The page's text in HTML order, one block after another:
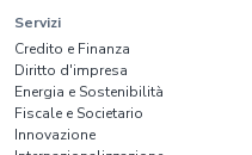
Servizi
Credito e Finanza
Diritto d'impresa
Energia e Sostenibilità
Fiscale e Societario
Innovazione